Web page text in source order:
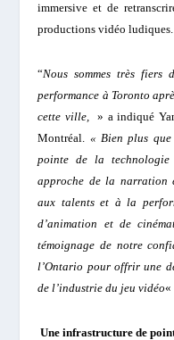
immersive et de
productions vidéo ludiques.
“Nous sommes très
performance à Toronto
cette ville,» a indiqué
Montréal. « Bien plus
pointe de la
approche de la narration
aux talents et à la
d’animation et de
témoignage de notre
l’Ontario pour offrir une
de l’industrie du jeu vidéo«
Une infrastructure de